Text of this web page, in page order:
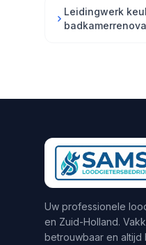
Leidingwerk
Uw professionele
en Zuid-Holland.
betrouwbaar en altijd